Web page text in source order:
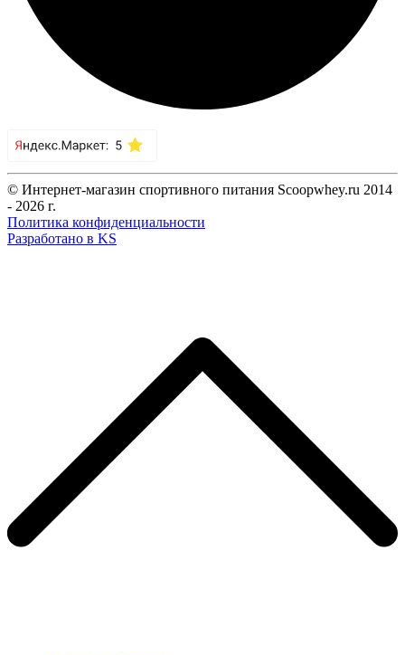
© Интернет-магазин спортивного питания Scoopwhey.ru 2014
- 2026 г.
Политика конфиденциальности
Разработано в KS